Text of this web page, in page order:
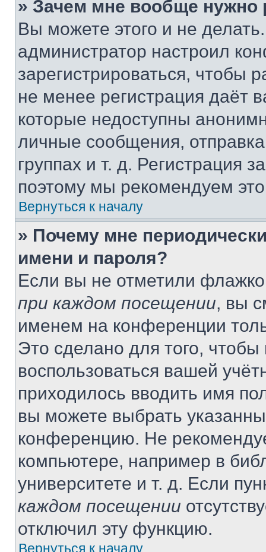
» Зачем мне вообще нужно
Вы можете этого и не
администратор настроил
зарегистрироваться, чтобы
не менее регистрация даёт
которые недоступны
личные сообщения,
группах и т. д. Регистрация
поэтому мы рекомендуем
Вернуться к началу
» Почему мне
имени и пароля?
Если вы не отметили
при каждом посещении, вы
именем на конференции
Это сделано для того, чтобы
воспользоваться вашей
приходилось вводить имя
вы можете выбрать
конференцию. Не
компьютере, например в
университете и т. д. Если
каждом посещении
отключил эту функцию.
Вернуться к началу